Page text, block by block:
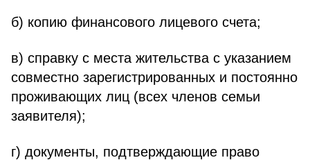
б) копию финансового лицевого счета;
в) справку с места жительства с указанием
совместно зарегистрированных и постоянно
проживающих лиц (всех членов семьи
заявителя);
г) документы, подтверждающие право